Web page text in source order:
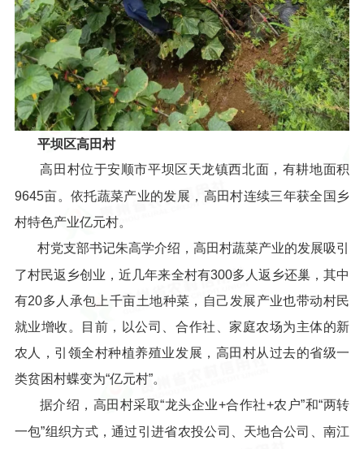
平坝区高田村
高田村位于安顺市平坝区天龙镇西北面，有耕地面积
9645亩。依托蔬菜产业的发展，高田村连续三年获全国乡
村特色产业亿元村。
村党支部书记朱高学介绍，高田村蔬菜产业的发展吸引
了村民返乡创业，近几年来全村有300多人返乡还巢，其中
有20多人承包上千亩土地种菜，自己发展产业也带动村民
就业增收。目前，以公司、合作社、家庭农场为主体的新
农人，引领全村种植养殖业发展，高田村从过去的省级一
类贫困村蝶变为“亿元村”。
据介绍，高田村采取“龙头企业+合作社+农户”和“两转
一包”组织方式，通过引进省农投公司、天地合公司、南江